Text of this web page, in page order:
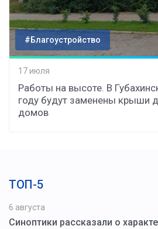
#Благоустройство
17 июля
Работы на высоте. В
году будут заменены крыши
домов
ТОП-5
6 августа
Синоптики рассказали о